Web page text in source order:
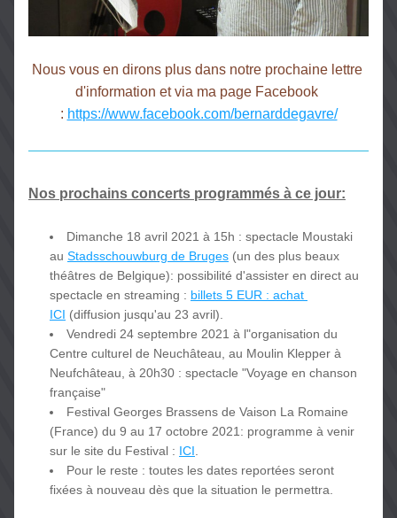
Nous vous en dirons plus dans notre prochaine lettre
d'information et via ma page Facebook
: https://www.facebook.com/bernarddegavre/
Nos prochains concerts programmés à ce jour:
Dimanche 18 avril 2021 à 15h : spectacle Moustaki
au Stadsschouwburg de Bruges (un des plus beaux
théâtres de Belgique): possibilité d'assister en direct au
spectacle en streaming : billets 5 EUR : achat
ICI (diffusion jusqu'au 23 avril).
Vendredi 24 septembre 2021 à l"organisation du
Centre culturel de Neuchâteau, au Moulin Klepper à
Neufchâteau, à 20h30 : spectacle "Voyage en chanson
française"
Festival Georges Brassens de Vaison La Romaine
(France) du 9 au 17 octobre 2021: programme à venir
sur le site du Festival : ICI
Pour le reste : toutes les dates reportées seront
fixées à nouveau dès que la situation le permettra.